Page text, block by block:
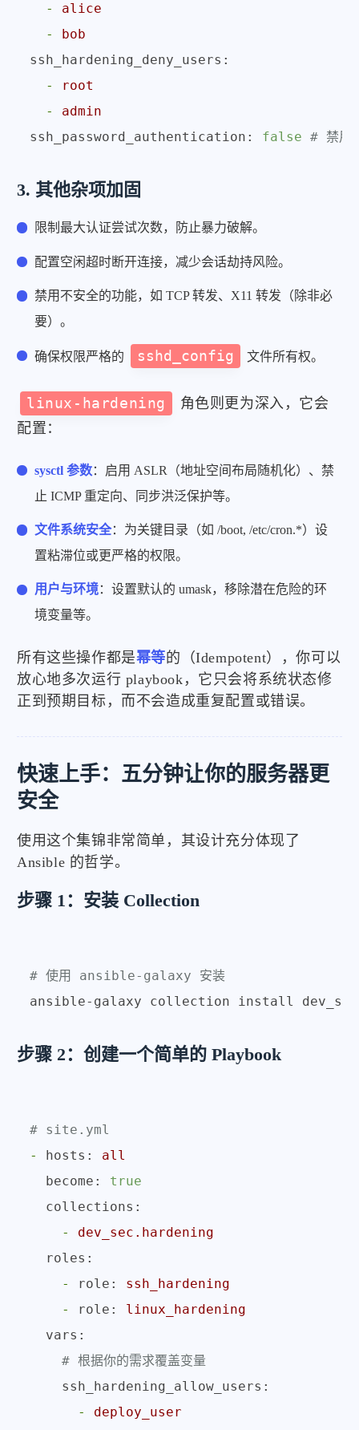
-
alice
-
bob
ssh_hardening_deny_users:
-
root
-
admin
ssh_password_authentication:
false # 禁用
3. 其他杂项加固
限制最大认证尝试次数，防止暴力破解。
配置空闲超时断开连接，减少会话劫持风险。
禁用不安全的功能，如 TCP 转发、X11 转发（除非必
要）。
确保权限严格的 sshd_config 文件所有权。
linux-hardening
角色则更为深入，它会
配置：
sysctl 参数：启用 ASLR（地址空间布局随机化）、禁
止 ICMP 重定向、同步洪泛保护等。
文件系统安全：为关键目录（如 /boot, /etc/cron.*）设
置粘滞位或更严格的权限。
用户与环境：设置默认的 umask，移除潜在危险的环
境变量等。
所有这些操作都是幂等的（Idempotent），你可以
放心地多次运行 playbook，它只会将系统状态修
正到预期目标，而不会造成重复配置或错误。
快速上手：五分钟让你的服务器更
安全
使用这个集锦非常简单，其设计充分体现了
Ansible 的哲学。
步骤 1：安装 Collection
# 使用 ansible-galaxy 安装
步骤 2：创建一个简单的 Playbook
# site.yml
-
hosts:
all
become:
true
collections:
-
dev_sec.hardening
roles:
-
role:
ssh_hardening
-
role:
linux_hardening
vars:
# 根据你的需求覆盖变量
ssh_hardening_allow_users:
-
deploy_user